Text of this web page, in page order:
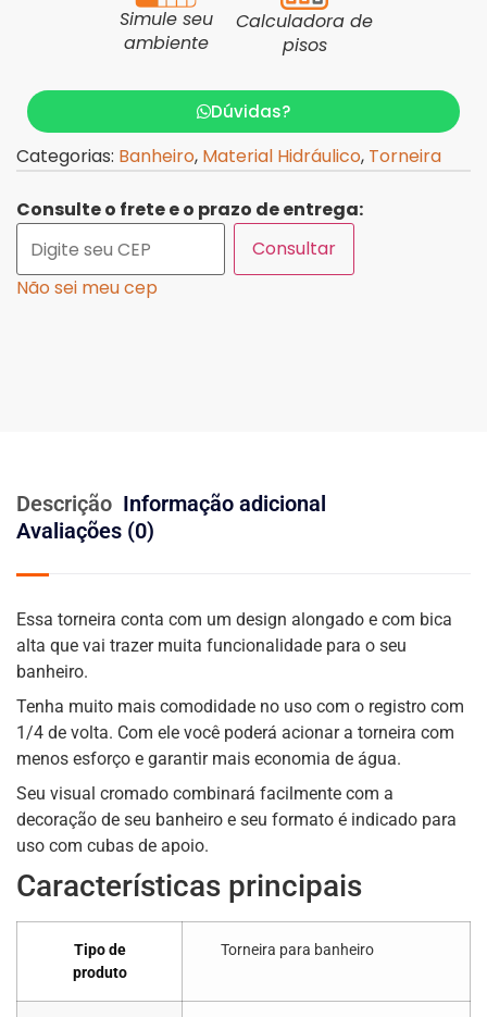
Simule seu
ambiente
Calculadora de
pisos
Dúvidas?
Categorias: Banheiro, Material Hidráulico, Torneira
Consulte o frete e o prazo de entrega:
Consultar
Não sei meu cep
Descrição Informação adicional
Avaliações (0)
Essa torneira conta com um design alongado e com bica
alta que vai trazer muita funcionalidade para o seu
banheiro.
Tenha muito mais comodidade no uso com o registro com
1/4 de volta. Com ele você poderá acionar a torneira com
menos esforço e garantir mais economia de água.
Seu visual cromado combinará facilmente com a
decoração de seu banheiro e seu formato é indicado para
uso com cubas de apoio.
Características principais
Tipo de
produto
Torneira para banheiro